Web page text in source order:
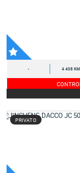
- 4 408 KM
PRIVATO